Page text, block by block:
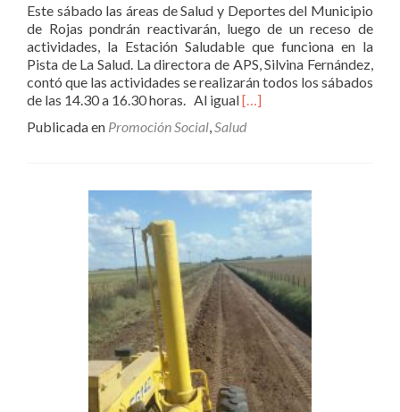
Este sábado las áreas de Salud y Deportes del Municipio
de Rojas pondrán reactivarán, luego de un receso de
actividades, la Estación Saludable que funciona en la
Pista de La Salud. La directora de APS, Silvina Fernández,
contó que las actividades se realizarán todos los sábados
de las 14.30 a 16.30 horas. Al igualLeer
la
a
la
Pista
la
Salud
[…]
Publicada en Promoción Social,Salud